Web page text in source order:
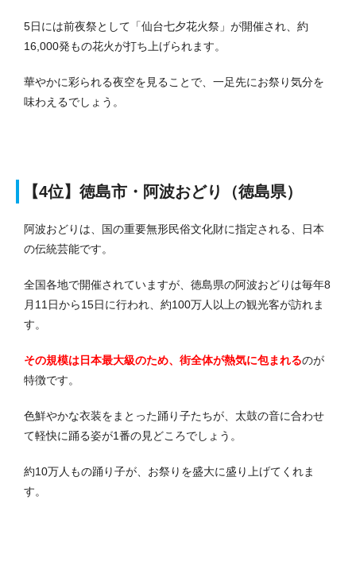
5日には前夜祭として「仙台七夕花火祭」が開催され、約
16,000発もの花火が打ち上げられます。
華やかに彩られる夜空を見ることで、一足先にお祭り気分を
味わえるでしょう。
【4位】徳島市・阿波おどり（徳島県）
阿波おどりは、国の重要無形民俗文化財に指定される、日本
の伝統芸能です。
全国各地で開催されていますが、徳島県の阿波おどりは毎年8
月11日から15日に行われ、約100万人以上の観光客が訪れま
す。
その規模は日本最大級のため、街全体が熱気に包まれるのが
特徴です。
色鮮やかな衣装をまとった踊り子たちが、太鼓の音に合わせ
て軽快に踊る姿が1番の見どころでしょう。
約10万人もの踊り子が、お祭りを盛大に盛り上げてくれま
す。